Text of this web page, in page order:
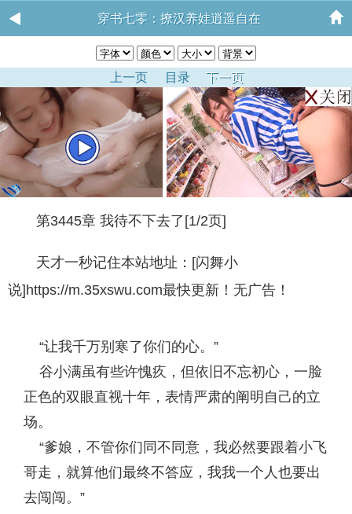
穿书七零：撩汉养娃逍遥自在
上一页 目录 下一页
第3445章 我待不下去了[1/2页]
天才一秒记住本站地址：[闪舞小
说]https://m.35xswu.com最快更新！无广告！
“让我千万别寒了你们的心。”
谷小满虽有些许愧疚，但依旧不忘初心，一脸
正色的双眼直视十年，表情严肃的阐明自己的立
场。
“爹娘，不管你们同不同意，我必然要跟着小飞
哥走，就算他们最终不答应，我我一个人也要出
去闯闯。”